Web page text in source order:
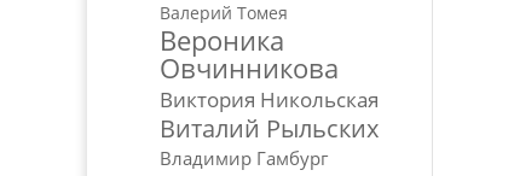
Валерий Томея
Вероника
Овчинникова
Виктория Никольская
Виталий Рыльских
Владимир Гамбург